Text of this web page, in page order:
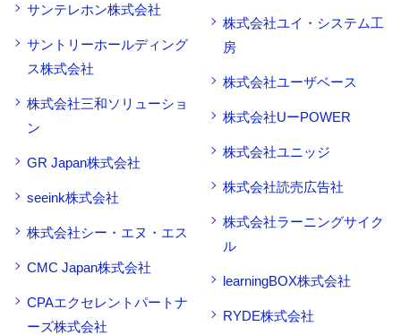
サンテレホン株式会社
サントリーホールディング
ス株式会社
株式会社三和ソリューショ
ン
GR Japan株式会社
seeink株式会社
株式会社シー・エヌ・エス
CMC Japan株式会社
CPAエクセレントパートナ
ーズ株式会社
株式会社ユイ・システム工
房
株式会社ユーザベース
株式会社UーPOWER
株式会社ユニッジ
株式会社読売広告社
株式会社ラーニングサイク
ル
learningBOX株式会社
RYDE株式会社